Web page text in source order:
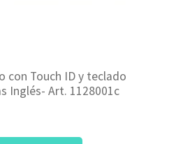
con Touch ID y teclado
Inglés- Art. 1128001c